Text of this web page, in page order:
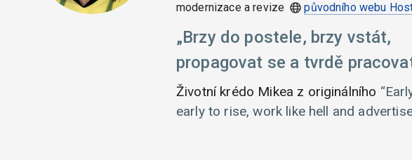
modernizace a revize
původního webu
Brzy do postele, brzy vstát,
propagovat se a tvrdě
Životní krédo Mikea z originálního
early to rise, work like hell and